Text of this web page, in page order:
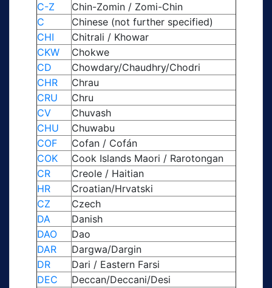
C-Z
Chin-Zomin / Zomi-Chin
C
Chinese (not further specified)
CHI
Chitrali / Khowar
CKW
Chokwe
CD
Chowdary/Chaudhry/Chodri
CHR
Chrau
CRU
Chru
CV
Chuvash
CHU
Chuwabu
COF
Cofan / Cofán
COK
Cook Islands Maori / Rarotongan
CR
Creole / Haitian
HR
Croatian/Hrvatski
CZ
Czech
DA
Danish
DAO
Dao
DAR
Dargwa/Dargin
DR
Dari / Eastern Farsi
DEC
Deccan/Deccani/Desi